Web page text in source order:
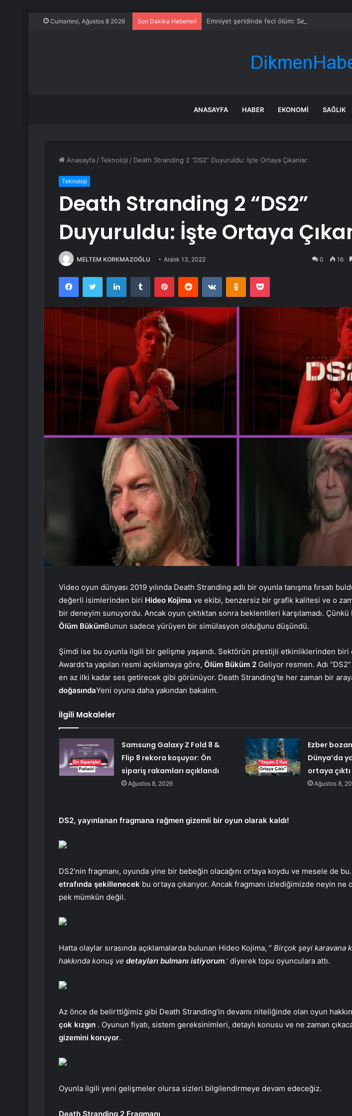
Cumartesi, Ağustos 8 2026 Son Dakika Haberleri Emniyet şeridinde feci ölüm: Servis şoförüne
ANASAYFA HABER EKONOMI SAĞLIK
Anasayfa /Teknoloji / Death Stranding 2 “DS2” Duyuruldu: İşte Ortaya Çıkanlar
Teknoloji
Death Stranding 2 “DS2”
Duyuruldu: İşte Ortaya
MELTEM KORKMAZOĞLU Aralık 13, 2022 0 16
FacebookTwitter LinkedInTumblr PinterestReddit VKontakteOdnoklassniki
Pocket
Video oyun dünyası 2019 yılında Death Stranding adlı bir oyunla tanışma fırsatı
değerli isimlerinden biri Hideo Kojima ve ekibi, benzersiz bir grafik kalitesi ve o
bir deneyim sunuyordu. Ancak oyun çıktıktan sonra beklentileri karşılamadı.
Ölüm BükümBunun sadece yürüyen bir simülasyon olduğunu düşündü.
Şimdi ise bu oyunla ilgili bir gelişme yaşandı. Sektörün prestijli etkinliklerinden biri
Awards’ta yapılan resmi açıklamaya göre, Ölüm Büküm 2 Geliyor resmen. Adı
en az ilki kadar ses getirecek gibi görünüyor. Death Stranding’te her zaman bir
doğasındaYeni oyuna daha yakından bakalım.
İlgili Makaleler
Samsung Galaxy Z Fold 8 &
Flip 8 rekora koşuyor: Ön
sipariş rakamları açıklandı
Ağustos 8, 2026
Ezber
Dünya’da
ortaya çıktı
Ağustos 8,
DS2, yayınlanan fragmana rağmen gizemli bir oyun olarak kaldı!
DS2’nin fragmanı, oyunda yine bir bebeğin olacağını ortaya koydu ve mesele de bu.
etrafında şekillenecek bu ortaya çıkarıyor. Ancak fragmanı izlediğimizde neyin ne
pek mümkün değil.
Hatta olaylar sırasında açıklamalarda bulunan Hideo Kojima, ” Birçok şeyi karavana
hakkında konuş ve detayları bulmanı istiyorum.‘ diyerek topu oyunculara attı.
Az önce de belirttiğimiz gibi Death Stranding’in devamı niteliğinde olan oyun
çok kızgın . Oyunun fiyatı, sistem gereksinimleri, detaylı konusu ve ne zaman
gizemini koruyor.
Oyunla ilgili yeni gelişmeler olursa sizleri bilgilendirmeye devam edeceğiz.
Death Stranding 2 Fragmanı